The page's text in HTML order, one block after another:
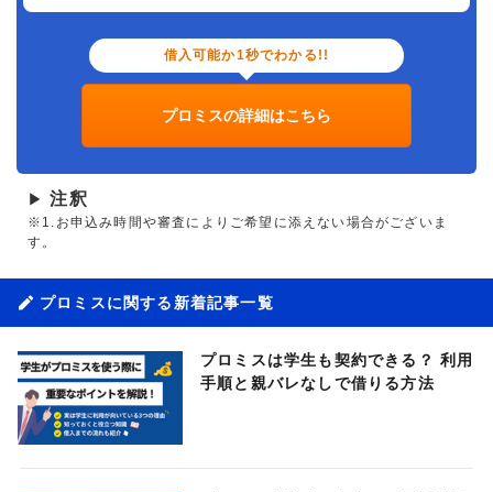
借入可能か1秒でわかる!!
プロミスの詳細はこちら
▶ 注釈
※1.お申込み時間や審査によりご希望に添えない場合がございま
す。
プロミスに関する新着記事一覧
プロミスは学生も契約できる？ 利用
手順と親バレなしで借りる方法